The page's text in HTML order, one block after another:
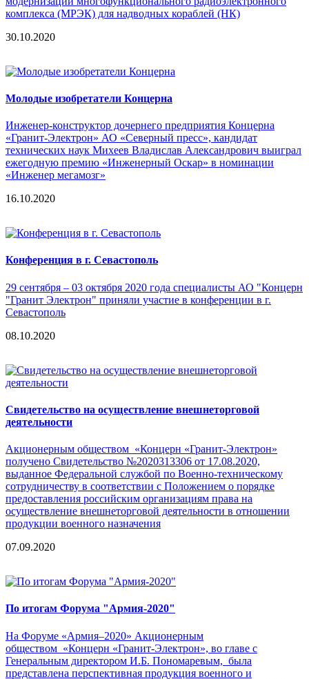
комплекса (МРЭК) для надводных кораблей (НК)
30.10.2020
Молодые изобретатели Концерна
Инженер-конструктор дочернего предприятия Концерна
«Гранит-Электрон» АО «Северный пресс», кандидат
технических наук Михеев Владислав Александрович выиграл
ежегодную премию «Инженерный Оскар» в номинации
«Инженер мегамозг»
16.10.2020
Конференция в г. Севастополь
29 сентября – 03 октября 2020 года специалисты АО "Концерн
"Гранит Электрон" приняли участие в конференции в г.
Севастополь
08.10.2020
Cвидетельство на осуществление внешнеторговой
деятельности
Акционерным обществом «Концерн «Гранит-Электрон»
получено Свидетельство №2020313306 от 17.08.2020,
выданное Федеральной службой по Военно-техническому
сотрудничеству в соответствии с Положением о порядке
предоставления российским организациям права на
осуществление внешнеторговой деятельности в отношении
продукции военного назначения
07.09.2020
По итогам Форума "Армия-2020"
На Форуме «Армия–2020» Акционерным
обществом «Концерн «Гранит-Электрон», во главе с
Генеральным директором И.Б. Пономаревым, была
представлена перспективная продукция военного и